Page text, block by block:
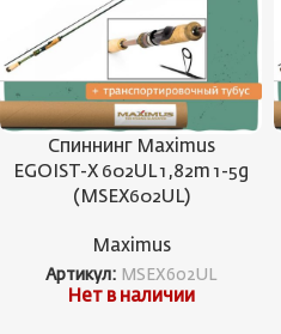
Спиннинг Maximus
EGOIST-X 602UL 1,82m 1-5g
(MSEX602UL)
Maximus
Артикул: MSEX602UL
Нет в наличии